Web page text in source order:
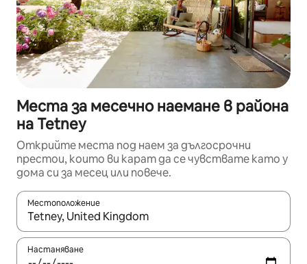
Места за месечно наемане в района
на Tetney
Открийте места под наем за дългосрочни
престои, които ви карат да се чувствате като у
дома си за месец или повече.
Местоположение
Когато резултатите се покажат, използвайте
Настаняване